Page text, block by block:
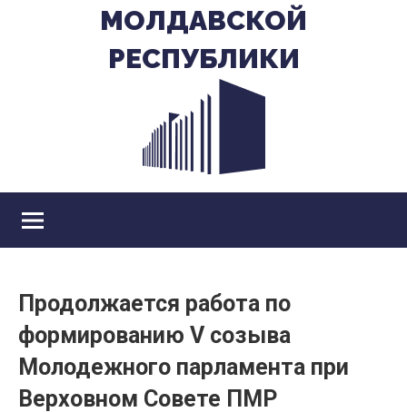
МОЛДАВСКОЙ
РЕСПУБЛИКИ
Продолжается работа по
формированию V созыва
Молодежного парламента при
Верховном Совете ПМР